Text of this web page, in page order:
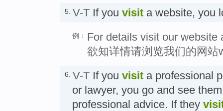
5. V-T If you visit a website, you
例： For details visit our website
欲知详情请浏览我们的网站
6. V-T If you visit a professional
or lawyer, you go and see
professional advice. If they